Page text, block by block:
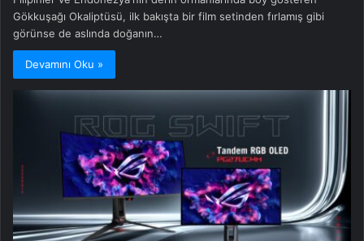
Gökkuşağı Okaliptüsü, ilk bakışta bir film setinden fırlamış gibi
görünse de aslında doğanın…
Devamını Oku »